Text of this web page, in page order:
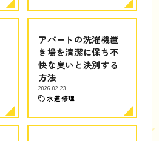
アパートの洗濯機置
き場を清潔に保ち不
快な臭いと決別する
方法
2026.02.23
水道修理